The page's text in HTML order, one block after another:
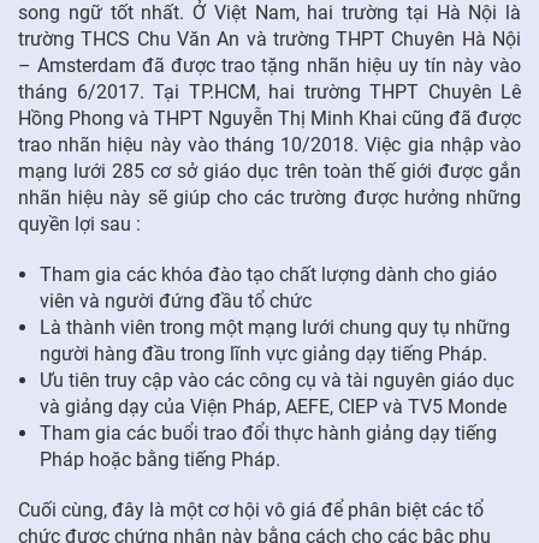
song ngữ tốt nhất. Ở Việt Nam, hai trường tại Hà Nội là
trường THCS Chu Văn An và trường THPT Chuyên Hà Nội
– Amsterdam đã được trao tặng nhãn hiệu uy tín này vào
tháng 6/2017. Tại TP.HCM, hai trường THPT Chuyên Lê
Hồng Phong và THPT Nguyễn Thị Minh Khai cũng đã được
trao nhãn hiệu này vào tháng 10/2018. Việc gia nhập vào
mạng lưới 285 cơ sở giáo dục trên toàn thế giới được gắn
nhãn hiệu này sẽ giúp cho các trường được hưởng những
quyền lợi sau :
Tham gia các khóa đào tạo chất lượng dành cho giáo
viên và người đứng đầu tổ chức
Là thành viên trong một mạng lưới chung quy tụ những
người hàng đầu trong lĩnh vực giảng dạy tiếng Pháp.
Ưu tiên truy cập vào các công cụ và tài nguyên giáo dục
và giảng dạy của Viện Pháp, AEFE, CIEP và TV5 Monde
Tham gia các buổi trao đổi thực hành giảng dạy tiếng
Pháp hoặc bằng tiếng Pháp.
Cuối cùng, đây là một cơ hội vô giá để phân biệt các tổ
chức được chứng nhận này bằng cách cho các bậc phụ